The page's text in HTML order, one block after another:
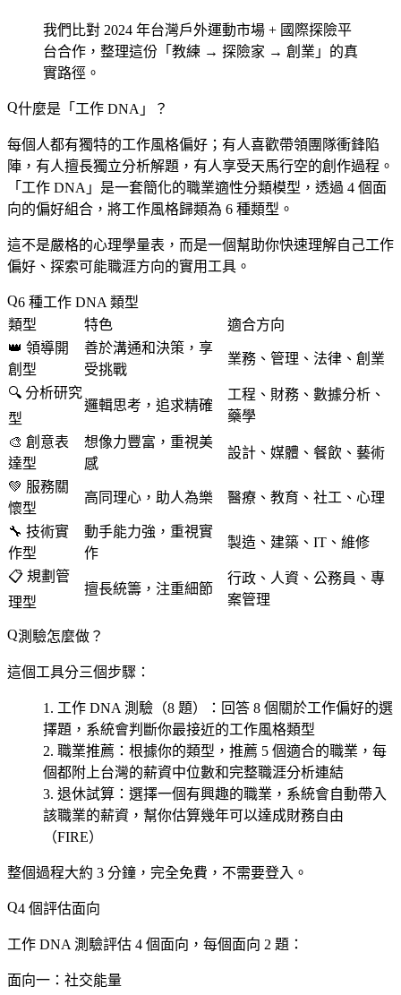
我們比對 2024 年台灣戶外運動市場 + 國際探險平
台合作，整理這份「教練 → 探險家 → 創業」的真
實路徑。
什麼是「工作 DNA」？
每個人都有獨特的工作風格偏好；有人喜歡帶領團隊衝鋒陷
陣，有人擅長獨立分析解題，有人享受天馬行空的創作過程。
「工作 DNA」是一套簡化的職業適性分類模型，透過 4 個面
向的偏好組合，將工作風格歸類為 6 種類型。
這不是嚴格的心理學量表，而是一個幫助你快速理解自己工作
偏好、探索可能職涯方向的實用工具。
6 種工作 DNA 類型
類型
特色
適合方向
👑 領導開
創型
善於溝通和決策，享
受挑戰
業務、管理、法律、創業
🔍 分析研究
型
邏輯思考，追求精確
工程、財務、數據分析、
藥學
🎨 創意表
達型
想像力豐富，重視美
感
設計、媒體、餐飲、藝術
💚 服務關
懷型
高同理心，助人為樂 醫療、教育、社工、心理
🔧 技術實
作型
動手能力強，重視實
作
製造、建築、IT、維修
📋 規劃管
理型
擅長統籌，注重細節
行政、人資、公務員、專
案管理
測驗怎麼做？
這個工具分三個步驟：
工作 DNA 測驗（8 題）
：回答 8 個關於工作偏好的選
擇題，系統會判斷你最接近的工作風格類型
職業推薦 ：根據你的類型，推薦 5 個適合的職業，每
個都附上台灣的薪資中位數和完整職涯分析連結
退休試算 ：選擇一個有興趣的職業，系統會自動帶入
該職業的薪資，幫你估算幾年可以達成財務自由
（FIRE）
整個過程大約 3 分鐘，完全免費，不需要登入。
4 個評估面向
工作 DNA 測驗評估 4 個面向，每個面向 2 題：
面向一：社交能量